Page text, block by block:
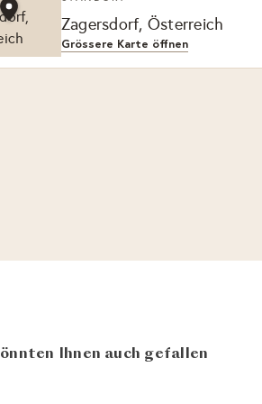
Zagersdorf, Österreich
Grössere Karte öffnen
Ihnen auch gefallen